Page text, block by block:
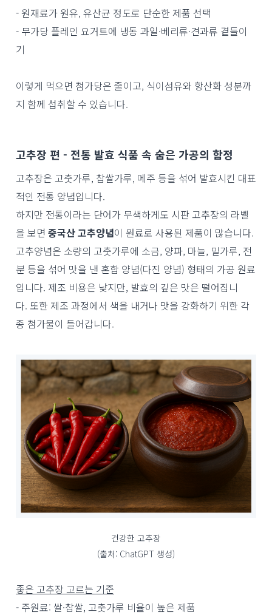
- 원재료가 원유, 유산균 정도로 단순한 제품 선택
- 무가당 플레인 요거트에 냉동 과일·베리류·견과류 곁들이
기
이렇게 먹으면 첨가당은 줄이고, 식이섬유와 항산화 성분까
지 함께 섭취할 수 있습니다.
고추장 편 - 전통 발효 식품 속 숨은 가공의 함정
고추장은 고춧가루, 찹쌀가루, 메주 등을 섞어 발효시킨 대표
적인 전통 양념입니다.
하지만 전통이라는 단어가 무색하게도 시판 고추장의 라벨
을 보면 중국산 고추양념이 원료로 사용된 제품이 많습니다.
고추양념은 소량의 고춧가루에 소금, 양파, 마늘, 밀가루, 전
분 등을 섞어 맛을 낸 혼합 양념(다진 양념) 형태의 가공 원료
입니다. 제조 비용은 낮지만, 발효의 깊은 맛은 떨어집니
다. 또한 제조 과정에서 색을 내거나 맛을 강화하기 위한 각
종 첨가물이 들어갑니다.
건강한 고추장
(출처: ChatGPT 생성)
좋은 고추장 고르는 기준
- 주원료: 쌀·찹쌀, 고춧가루 비율이 높은 제품